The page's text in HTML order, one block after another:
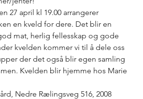
27 april kl 19.00 arrangerer
en kveld for dere. Det blir en
mat, herlig fellesskap og gode
kvelden kommer vi til å dele oss
der det også blir egen samling
Kvelden blir hjemme hos Marie
Nedre Rælingsveg 516, 2008